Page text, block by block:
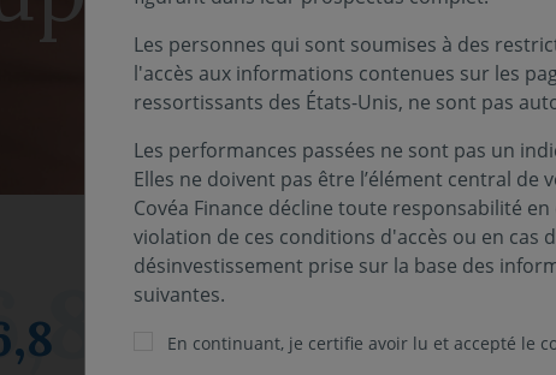
40
Les personnes qui sont soumises à des
l'accès aux informations contenues sur les
ressortissants des États-Unis, ne sont pas
Les performances passées ne sont pas un
Elles ne doivent pas être l’élément central de
Covéa Finance décline toute responsabilité
violation de ces conditions d'accès ou en cas
désinvestissement prise sur la base des
suivantes.
En continuant, je certifie avoir lu et accepté le